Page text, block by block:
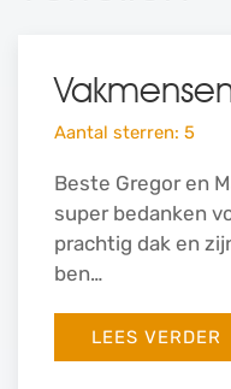
Aantal sterren: 5
Beste Gregor en
super bedanken
prachtig dak en
ben…
LEES VERDER